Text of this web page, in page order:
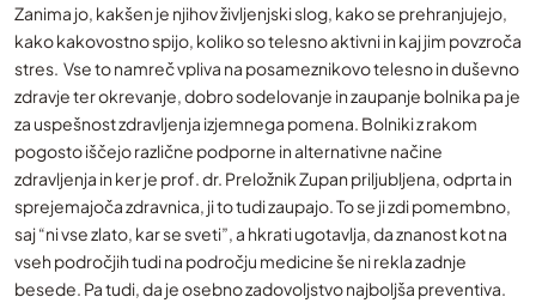
Zanima jo, kakšen je njihov življenjski slog, kako se prehranjujejo,
kako kakovostno spijo, koliko so telesno aktivni in kaj jim povzroča
stres. Vse to namreč vpliva na posameznikovo telesno in duševno
zdravje ter okrevanje, dobro sodelovanje in zaupanje bolnika pa je
za uspešnost zdravljenja izjemnega pomena. Bolniki z rakom
pogosto iščejo različne podporne in alternativne načine
zdravljenja in ker je prof. dr. Preložnik Zupan priljubljena, odprta in
sprejemajoča zdravnica, ji to tudi zaupajo. To se ji zdi pomembno,
saj “ni vse zlato, kar se sveti”, a hkrati ugotavlja, da znanost kot na
vseh področjih tudi na področju medicine še ni rekla zadnje
besede. Pa tudi, da je osebno zadovoljstvo najboljša preventiva.